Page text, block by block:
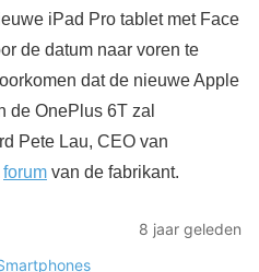
iPad Pro tablet met Face
de datum naar voren te
dat de nieuwe Apple
de OnePlus 6T zal
Pete Lau, CEO van
forum van de fabrikant.
8 jaar geleden